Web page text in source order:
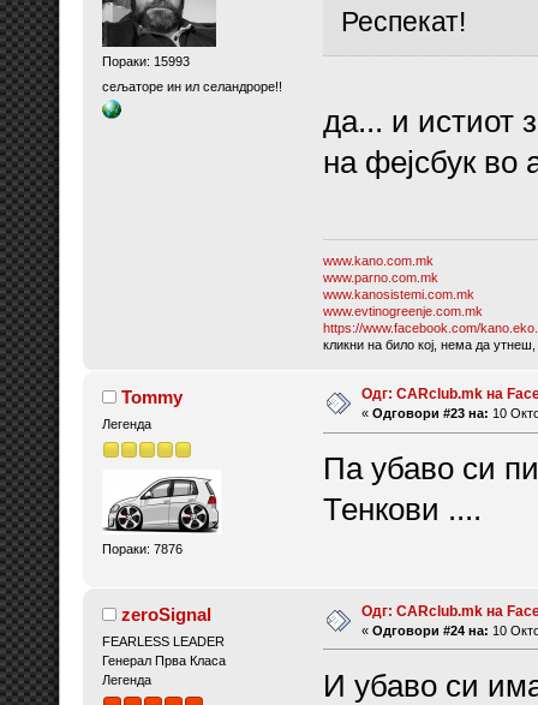
Пораки: 15993
сељаторе ин ил селандроре!!
Респекат!
да... и истиот
на фејсбук во
www.kano.com.mk
www.parno.com.mk
www.kanosistemi.com.mk
www.evtinogreenje.com.mk
https://www.facebook.com/
кликни на било кој, нема да
Tommy
Легенда
Пораки: 7876
Одг: CARclub.mk на
« Одговори #23 на: 10
Па убаво си
Тенкови ....
zeroSignal
FEARLESS LEADER
Генерал Прва Класа
Легенда
Одг: CARclub.mk на
« Одговори #24 на: 10
И убаво си